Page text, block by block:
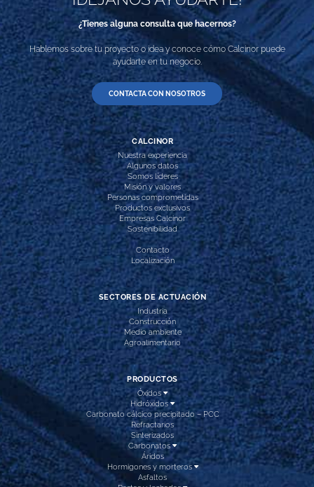
¿Tienes alguna consulta que hacernos?
Hablemos sobre tu proyecto o idea y conoce cómo Calcinor puede
ayudarte en tu negocio.
CONTACTA CON NOSOTROS
CALCINOR
Nuestra experiencia
Algunos datos
Somos líderes
Misión y valores
Personas comprometidas
Productos exclusivos
Empresas Calcinor
Sostenibilidad
Contacto
Localización
SECTORES DE ACTUACIÓN
Industria
Construcción
Medio ambiente
Agroalimentario
PRODUCTOS
Óxidos
Hidróxidos
Carbonato cálcico precipitado – PCC
Refractarios
Sinterizados
Carbonatos
Áridos
Hormigones y morteros
Asfaltos